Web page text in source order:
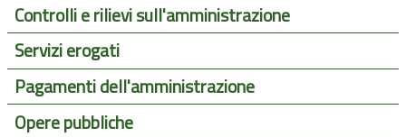
Controlli e rilievi sull'amministrazione
Servizi erogati
Pagamenti dell'amministrazione
Opere pubbliche